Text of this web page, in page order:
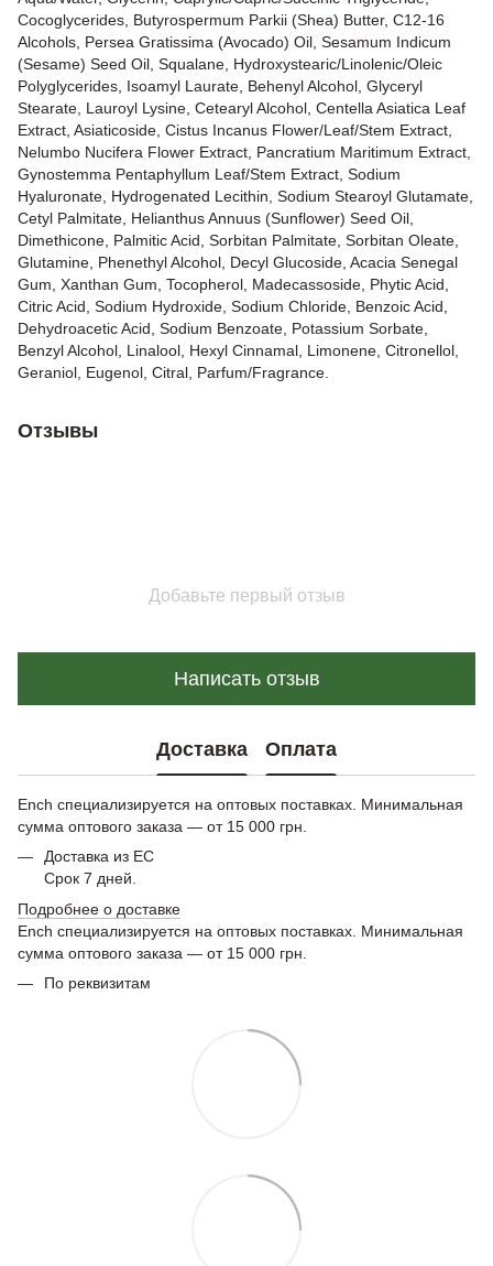
Cocoglycerides, Butyrospermum Parkii (Shea) Butter, C12-16
Alcohols, Persea Gratissima (Avocado) Oil, Sesamum Indicum
(Sesame) Seed Oil, Squalane, Hydroxystearic/Linolenic/Oleic
Polyglycerides, Isoamyl Laurate, Behenyl Alcohol, Glyceryl
Stearate, Lauroyl Lysine, Cetearyl Alcohol, Centella Asiatica Leaf
Extract, Asiaticoside, Cistus Incanus Flower/Leaf/Stem Extract,
Nelumbo Nucifera Flower Extract, Pancratium Maritimum Extract,
Gynostemma Pentaphyllum Leaf/Stem Extract, Sodium
Hyaluronate, Hydrogenated Lecithin, Sodium Stearoyl Glutamate,
Cetyl Palmitate, Helianthus Annuus (Sunflower) Seed Oil,
Dimethicone, Palmitic Acid, Sorbitan Palmitate, Sorbitan Oleate,
Glutamine, Phenethyl Alcohol, Decyl Glucoside, Acacia Senegal
Gum, Xanthan Gum, Tocopherol, Madecassoside, Phytic Acid,
Citric Acid, Sodium Hydroxide, Sodium Chloride, Benzoic Acid,
Dehydroacetic Acid, Sodium Benzoate, Potassium Sorbate,
Benzyl Alcohol, Linalool, Hexyl Cinnamal, Limonene, Citronellol,
Geraniol, Eugenol, Citral, Parfum/Fragrance.
Отзывы
Добавьте первый отзыв
Написать отзыв
Доставка Оплата
Ench специализируется на оптовых поставках. Минимальная
сумма оптового заказа — от 15 000 грн.
Доставка из ЕС
Срок 7 дней.
Подробнее о доставке
Ench специализируется на оптовых поставках. Минимальная
сумма оптового заказа — от 15 000 грн.
По реквизитам